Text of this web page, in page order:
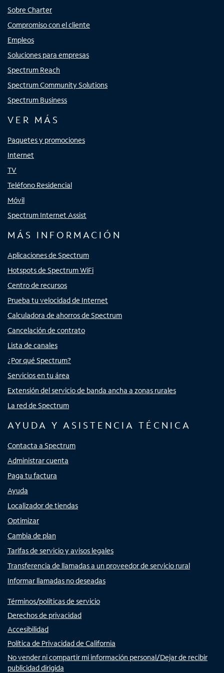
Sobre Charter
Compromiso con el cliente
Empleos
Soluciones para empresas
Spectrum Reach
Spectrum Community Solutions
Spectrum Business
VER MÁS
Paquetes y promociones
Internet
TV
Teléfono Residencial
Móvil
Spectrum Internet Assist
MÁS INFORMACIÓN
Aplicaciones de Spectrum
Hotspots de Spectrum WiFi
Centro de recursos
Prueba tu velocidad de Internet
Calculadora de ahorros de Spectrum
Cancelación de contrato
Lista de canales
¿Por qué Spectrum?
Servicios en tu área
Extensión del servicio de banda ancha a zonas rurales
La red de Spectrum
AYUDA Y ASISTENCIA TÉCNICA
Contacta a Spectrum
Administrar cuenta
Paga tu factura
Ayuda
Localizador de tiendas
Optimizar
Cambia de plan
Tarifas de servicio y avisos legales
Transferencia de llamadas a un proveedor de servicio rural
Informar llamadas no deseadas
Términos/políticas de servicio
Derechos de privacidad
Accesibilidad
Política de Privacidad de California
No vender ni compartir mi información personal/Dejar de recibir
publicidad dirigida